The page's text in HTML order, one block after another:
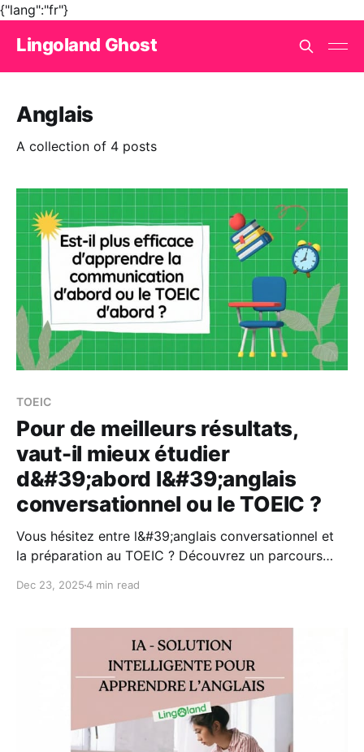
{"lang":"fr"}
Lingoland Ghost
Anglais
A collection of 4 posts
TOEIC
Pour de meilleurs résultats,
vaut-il mieux étudier
d&#39;abord l&#39;anglais
conversationnel ou le TOEIC ?
Vous hésitez entre l&#39;anglais conversationnel et
la préparation au TOEIC ? Découvrez un parcours
rapide, adapté à vos objectifs.
Dec 23, 20254 min read